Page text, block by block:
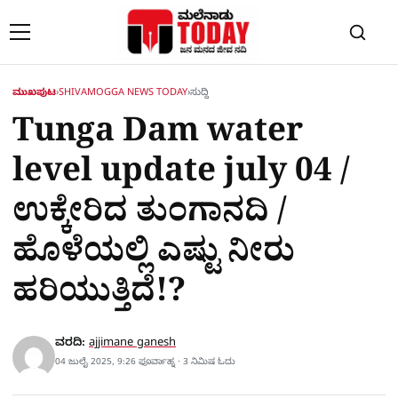
ಮುಖಪುಟ›SHIVAMOGGA NEWS TODAY›ಸುದ್ದಿ
Tunga Dam water
level update july 04 /
ಉಕ್ಕೇರಿದ ತುಂಗಾನದಿ /
ಹೊಳೆಯಲ್ಲಿ ಎಷ್ಟು ನೀರು
ಹರಿಯುತ್ತಿದೆ!?
ವರದಿ: ajjimane ganesh
04 ಜುಲೈ 2025, 9:26 ಫೂರ್ವಾಹ್ನ · 3 ನಿಮಿಷ ಓದು